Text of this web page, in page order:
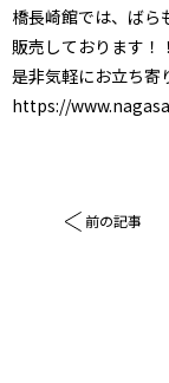
橋長崎館では、ばら
販売しております！！
是非気軽にお立ち
https://
前の記事